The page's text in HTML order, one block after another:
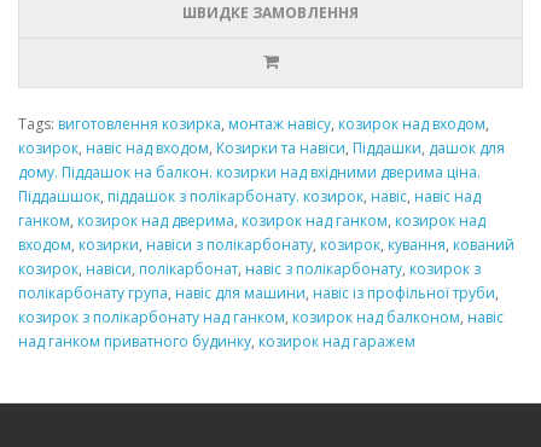
ШВИДКЕ ЗАМОВЛЕННЯ
Tags: виготовлення козирка, монтаж навісу, козирок над входом,
козирок, навіс над входом, Козирки та навіси, Піддашки, дашок для
дому. Піддашок на балкон. козирки над вхідними дверима ціна.
Піддашшок, піддашок з полікарбонату. козирок, навіс, навіс над
ганком, козирок над дверима, козирок над ганком, козирок над
входом, козирки, навіси з полікарбонату, козирок, кування, кований
козирок, навіси, полікарбонат, навіс з полікарбонату, козирок з
полікарбонату група, навіс для машини, навіс із профільної труби,
козирок з полікарбонату над ганком, козирок над балконом, навіс
над ганком приватного будинку, козирок над гаражем